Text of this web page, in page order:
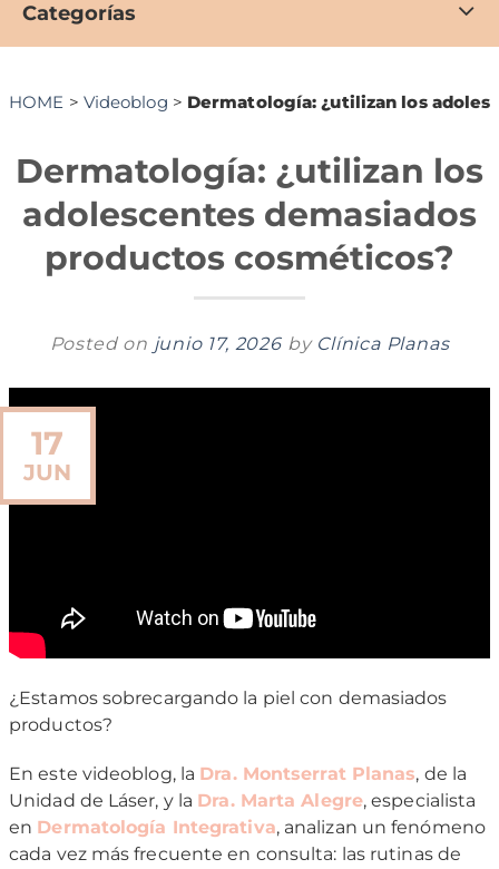
Categorías
HOME > Videoblog > Dermatología: ¿utilizan los
Dermatología: ¿utilizan los
adolescentes demasiados
productos cosméticos?
Posted on junio 17, 2026 by Clínica Planas
17
JUN
¿Estamos sobrecargando la piel con demasiados
productos?
En este videoblog, la Dra. Montserrat Planas, de la
Unidad de Láser, y la Dra. Marta Alegre, especialista
en Dermatología Integrativa, analizan un fenómeno
cada vez más frecuente en consulta: las rutinas de